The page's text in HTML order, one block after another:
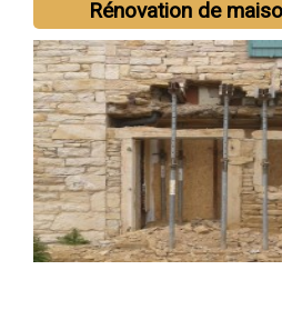
Rénovation de